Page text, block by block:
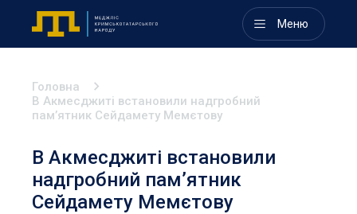
Меню
Головна
В Акмесджиті встановили надгробний
пам’ятник Сейдамету Мемєтову
В Акмесджиті встановили
надгробний пам’ятник
Сейдамету Мемєтову